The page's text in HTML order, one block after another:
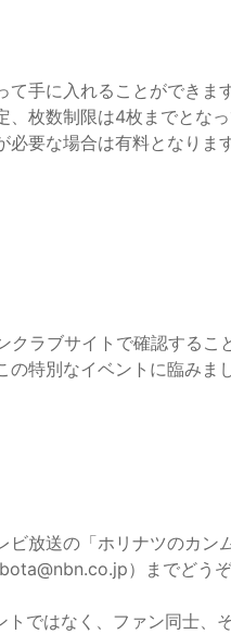
手に入れることができま
枚数制限は4枚までとな
要な場合は有料となりま
クラブサイトで確認する
特別なイベントに臨みま
放送の「ホリナツのカン
）までどうぞ
ではなく、ファン同士、